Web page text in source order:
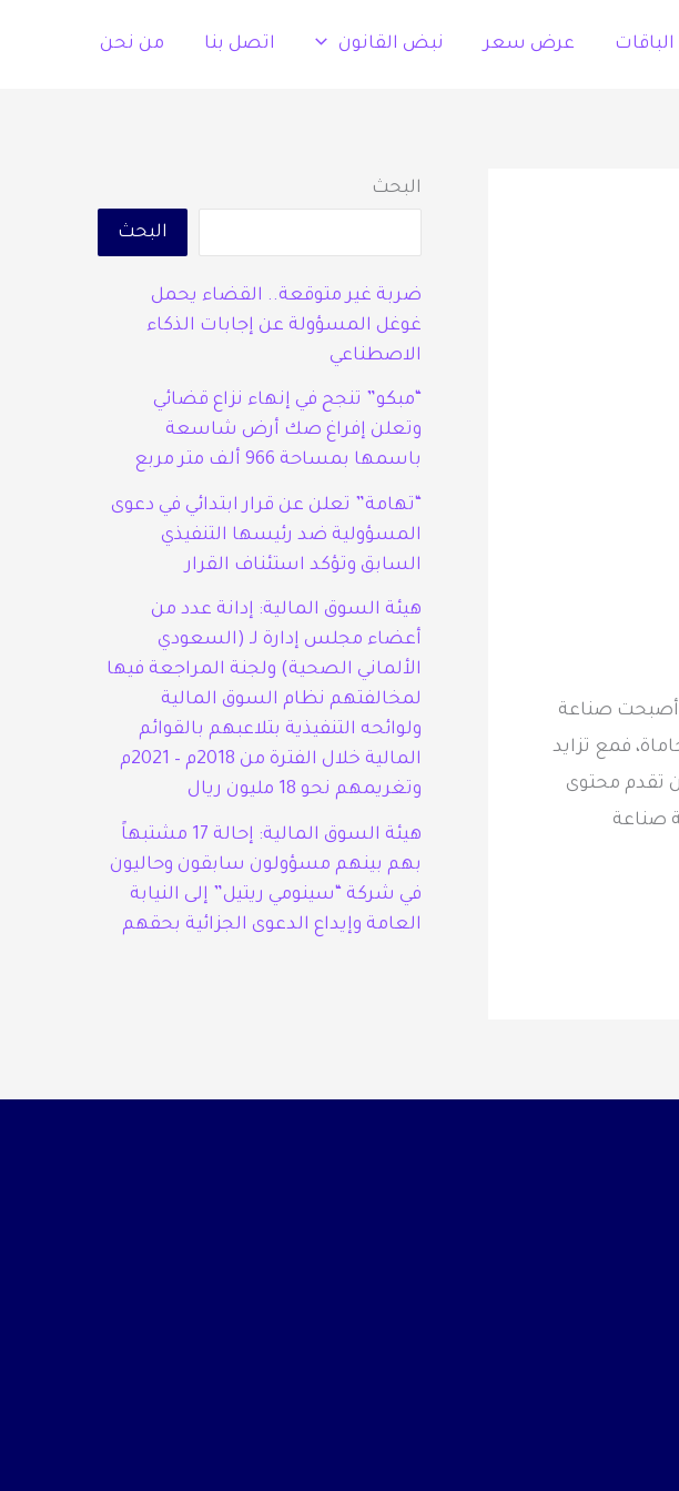
الباقات عرض سعر نبض القانون اتصل بنا من نحن
أصبحت صناعة
فمع تزايد
تقدم محتوى
صناعة
البحث
البحث
ضربة غير متوقعة.. القضاء يحمل
غوغل المسؤولة عن إجابات الذكاء
الاصطناعي
“مبكو” تنجح في إنهاء نزاع قضائي
وتعلن إفراغ صك أرض شاسعة
باسمها بمساحة 966 ألف متر مربع
“تهامة” تعلن عن قرار ابتدائي في دعوى
المسؤولية ضد رئيسها التنفيذي
السابق وتؤكد استئناف القرار
هيئة السوق المالية: إدانة عدد من
أعضاء مجلس إدارة لـ (السعودي
الألماني الصحية) ولجنة المراجعة فيها
لمخالفتهم نظام السوق المالية
ولوائحه التنفيذية بتلاعبهم بالقوائم
المالية خلال الفترة من 2018م – 2021م
وتغريمهم نحو 18 مليون ريال
هيئة السوق المالية: إحالة 17 مشتبهاً
بهم بينهم مسؤولون سابقون وحاليون
في شركة “سينومي ريتيل” إلى النيابة
العامة وإيداع الدعوى الجزائية بحقهم